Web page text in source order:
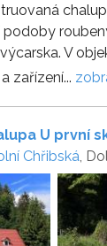
V
zařízení...
U první
Chřibská ,